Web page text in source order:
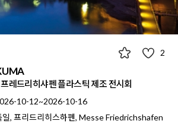
2
레드리히샤펜 플라스틱 제조 전시회
10-12~2026-10-16
일, 프리드리히스하펜, Messe Friedrichshafen